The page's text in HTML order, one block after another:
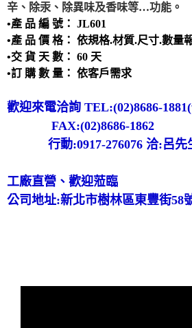
耐酸鹼、防腐蝕設備、
辛、除汞、除異味及香味等…功能。
•產 品 編 號： JL601
•產 品 價 格： 依規格.材質.尺寸.數量
•交 貨 天 數： 60 天
•訂 購 數 量： 依客戶需求
歡迎來電洽詢 TEL:(02)8686-
FAX:(02)8686-1862
行動:0917-276076 洽:呂先
工廠直營、歡迎蒞臨
公司地址:新北市樹林區東豐街58